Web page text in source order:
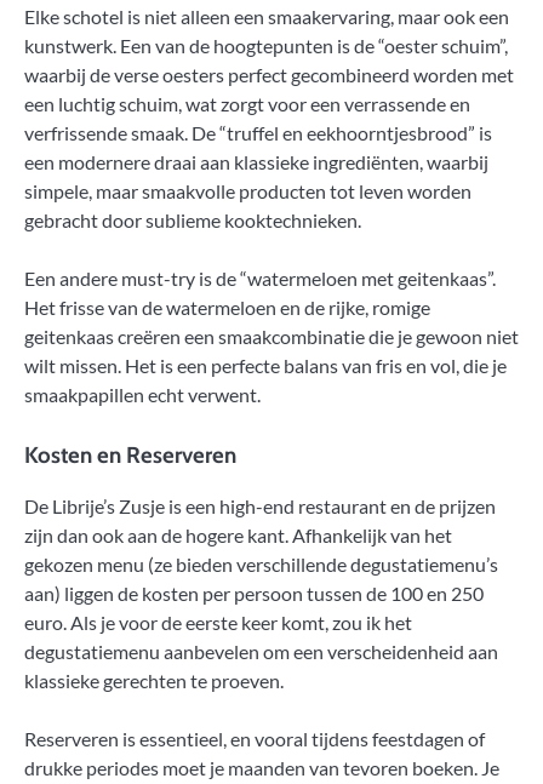
Elke schotel is niet alleen een smaakervaring, maar ook een
kunstwerk. Een van de hoogtepunten is de “oester schuim”,
waarbij de verse oesters perfect gecombineerd worden met
een luchtig schuim, wat zorgt voor een verrassende en
verfrissende smaak. De “truffel en eekhoorntjesbrood” is
een modernere draai aan klassieke ingrediënten, waarbij
simpele, maar smaakvolle producten tot leven worden
gebracht door sublieme kooktechnieken.
Een andere must-try is de “watermeloen met geitenkaas”.
Het frisse van de watermeloen en de rijke, romige
geitenkaas creëren een smaakcombinatie die je gewoon niet
wilt missen. Het is een perfecte balans van fris en vol, die je
smaakpapillen echt verwent.
Kosten en Reserveren
De Librije’s Zusje is een high-end restaurant en de prijzen
zijn dan ook aan de hogere kant. Afhankelijk van het
gekozen menu (ze bieden verschillende degustatiemenu’s
aan) liggen de kosten per persoon tussen de 100 en 250
euro. Als je voor de eerste keer komt, zou ik het
degustatiemenu aanbevelen om een verscheidenheid aan
klassieke gerechten te proeven.
Reserveren is essentieel, en vooral tijdens feestdagen of
drukke periodes moet je maanden van tevoren boeken. Je